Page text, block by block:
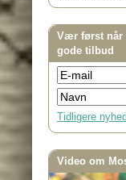
Vær først når
gode tilbud
Tidligere
Video om